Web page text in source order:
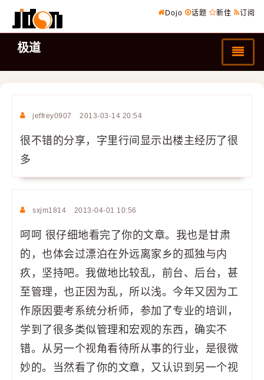
Dojo 话题 新佳 订阅
极道
jeffrey0907 2013-03-14 20:54
很不错的分享，字里行间显示出楼主经历了很
多
sxjm1814 2013-04-01 10:56
呵呵 很仔细地看完了你的文章。我也是甘肃
的，也体会过漂泊在外远离家乡的孤独与内
疚，坚持吧。我做地比较乱，前台、后台，甚
至管理，也正因为乱，所以浅。今年又因为工
作原因要考系统分析师，参加了专业的培训，
学到了很多类似管理和宏观的东西，确实不
错。从另一个视角看待所从事的行业，是很微
妙的。当然看了你的文章，又认识到另一个视